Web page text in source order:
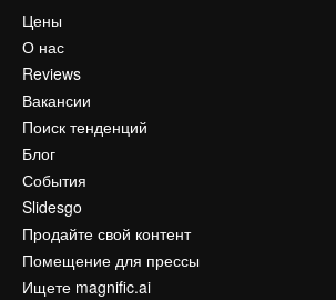
Цены
О нас
Reviews
Вакансии
Поиск тенденций
Блог
События
Slidesgo
Продайте свой контент
Помещение для прессы
Ищете magnific.ai